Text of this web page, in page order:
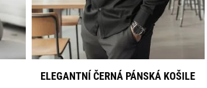
ELEGANTNÍ ČERNÁ PÁNSKÁ KOŠILE